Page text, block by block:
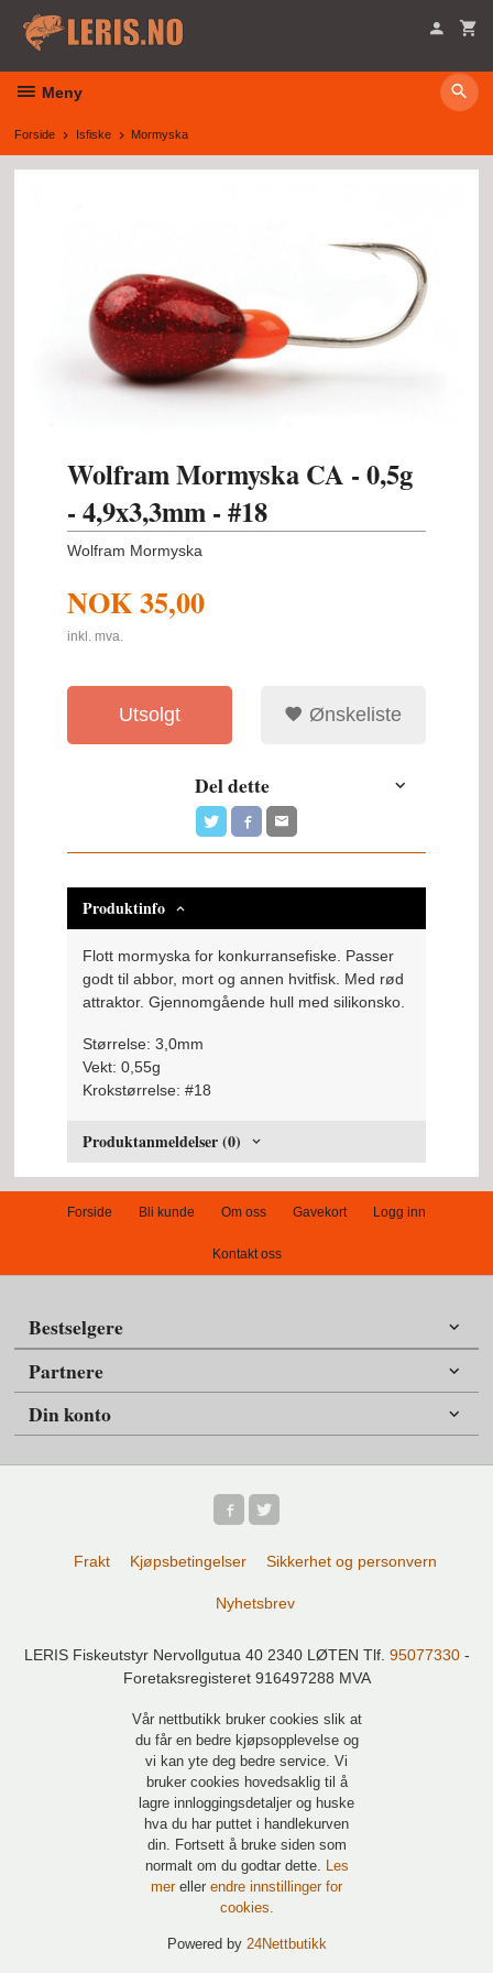
innholdet
Meny
Forside Isfiske Mormyska
Wolfram Mormyska CA - 0,5g
- 4,9x3,3mm - #18
Wolfram Mormyska
NOK35,00
inkl. mva.
Utsolgt Ønskeliste
Del dette
Produktinfo
Flott mormyska for konkurransefiske. Passer
godt til abbor, mort og annen hvitfisk. Med rød
attraktor. Gjennomgående hull med silikonsko.
Størrelse: 3,0mm
Vekt: 0,55g
Krokstørrelse: #18
Produktanmeldelser (0)
Forside Bli kunde Om oss Gavekort Logg inn
Kontakt oss
Bestselgere
Partnere
Din konto
Frakt Kjøpsbetingelser Sikkerhet og personvern
Nyhetsbrev
LERIS Fiskeutstyr Nervollgutua 40 2340 LØTEN Tlf. 95077330-
Foretaksregisteret 916497288 MVA
Vår nettbutikk bruker cookies slik at
du får en bedre kjøpsopplevelse og
vi kan yte deg bedre service. Vi
bruker cookies hovedsaklig til å
lagre innloggingsdetaljer og huske
hva du har puttet i handlekurven
din. Fortsett å bruke siden som
normalt om du godtar dette. Les
mer eller endre innstillinger for
cookies.
Powered by 24Nettbutikk